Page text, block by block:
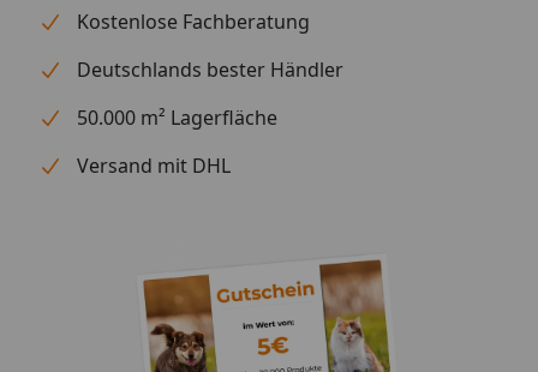
Kostenlose Fachberatung
Deutschlands bester Händler
50.000 m² Lagerfläche
Versand mit DHL